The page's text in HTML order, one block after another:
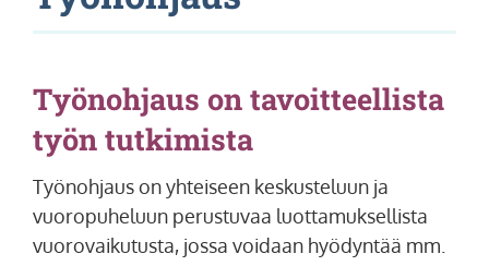
Työnohjaus on tavoitteellista
työn tutkimista
Työnohjaus on yhteiseen keskusteluun ja
vuoropuheluun perustuvaa luottamuksellista
vuorovaikutusta, jossa voidaan hyödyntää mm.